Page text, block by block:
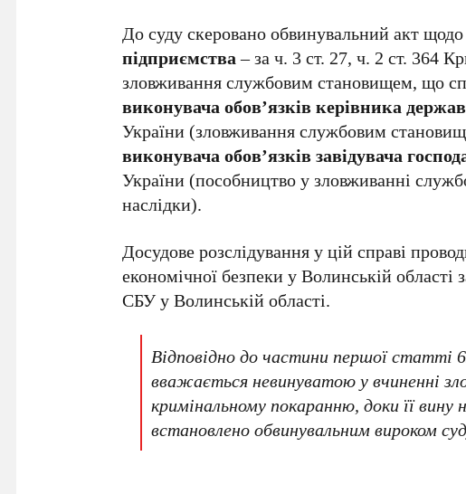
До суду скеровано обвинувальний акт
підприємства– за ч. 3 ст. 27, ч. 2 ст. 364
зловживання службовим становищем, що
виконувача обов’язків керівника
України (зловживання службовим
виконувача обов’язків завідувача
України (пособництво у зловживанні
наслідки).
Досудове розслідування у цій справі
економічної безпеки у Волинській області
СБУ у Волинській області.
Відповідно до частини першої статті
вважається невинуватою у вчиненні
кримінальному покаранню, доки її вину
встановлено обвинувальним вироком